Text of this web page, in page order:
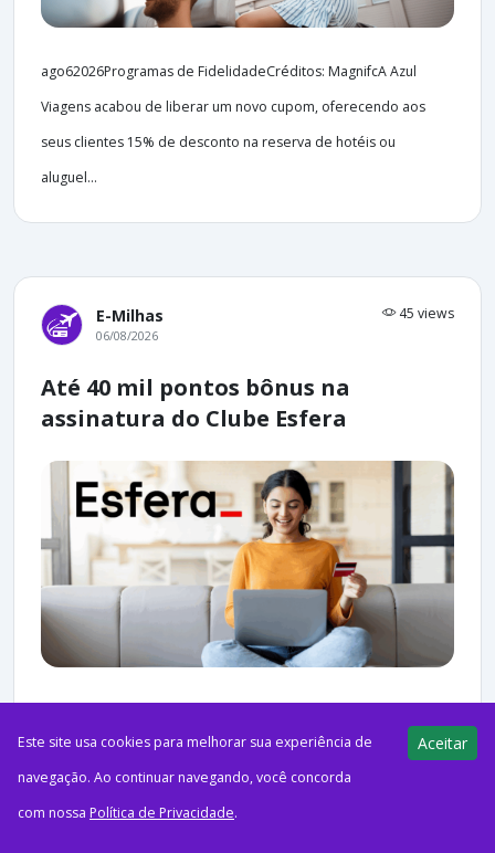
ago62026Programas de FidelidadeCréditos: MagnifcA Azul
Viagens acabou de liberar um novo cupom, oferecendo aos
seus clientes 15% de desconto na reserva de hotéis ou
aluguel...
E-Milhas 45 views
06/08/2026
Até 40 mil pontos bônus na
assinatura do Clube Esfera
voltou com sua campanha, oferecendo até 40 mil pontos bônus
para clientes que realizarem adesão. Agora, a...
Este site usa cookies para melhorar sua experiência de
navegação. Ao continuar navegando, você concorda
com nossa Política de Privacidade.
Aceitar